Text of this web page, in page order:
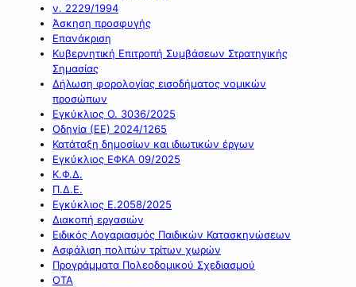
ν. 2229/1994
Άσκηση προσφυγής
Επανάκριση
Κυβερνητική Επιτροπή Συμβάσεων Στρατηγικής
Σημασίας
Δήλωση φορολογίας εισοδήματος νομικών
προσώπων
Εγκύκλιος Ο. 3036/2025
Οδηγία (ΕΕ) 2024/1265
Κατάταξη δημοσίων και ιδιωτικών έργων
Εγκύκλιος ΕΦΚΑ 09/2025
Κ.Φ.Δ.
Π.Δ.Ε.
Εγκύκλιος Ε.2058/2025
Διακοπή εργασιών
Ειδικός Λογαριασμός Παιδικών Κατασκηνώσεων
Ασφάλιση πολιτών τρίτων χωρών
Προγράμματα Πολεοδομικού Σχεδιασμού
ΟΤΑ